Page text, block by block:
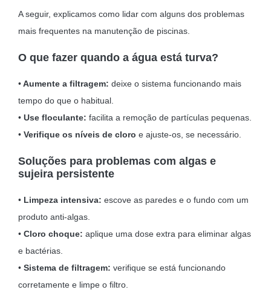
A seguir, explicamos como lidar com alguns dos problemas
mais frequentes na manutenção de piscinas.
O que fazer quando a água está turva?
•Aumente a filtragem: deixe o sistema funcionando mais
tempo do que o habitual.
• Use floculante: facilita a remoção de partículas pequenas.
• Verifique os níveis de cloro e ajuste-os, se necessário.
Soluções para problemas com algas e
sujeira persistente
• Limpeza intensiva: escove as paredes e o fundo com um
produto anti-algas.
• Cloro choque: aplique uma dose extra para eliminar algas
e bactérias.
•Sistema de filtragem: verifique se está funcionando
corretamente e limpe o filtro.